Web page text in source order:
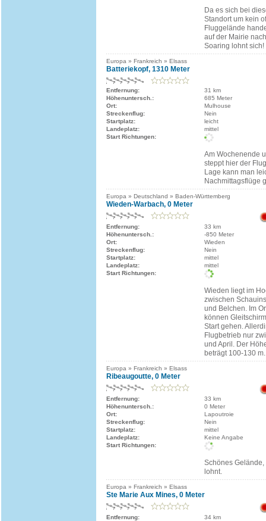
Da es sich bei
Standort um kein
Fluggelände
auf der Mairie
Soaring lohnt sich!
Europa » Frankreich » Elsass
Batteriekopf, 1310 Meter
Entfernung:
31 km
Höhenuntersch.:
685 Meter
Ort:
Mulhouse
Streckenflug:
Nein
Startplatz:
leicht
Landeplatz:
mittel
Start Richtungen:
Am Wochenende
steppt hier der
Lage kann man
Nachmittagsflüge
Europa » Deutschland » Baden-Württemberg
Wieden-Warbach, 0 Meter
Entfernung:
33 km
Höhenuntersch.:
-850 Meter
Ort:
Wieden
Streckenflug:
Nein
Startplatz:
mittel
Landeplatz:
mittel
Start Richtungen:
Wieden liegt im
zwischen
und Belchen. Im
können
Start gehen.
Flugbetrieb nur
und April. Der
beträgt 100-130 m.
Europa » Frankreich » Elsass
Ribeaugoutte, 0 Meter
Entfernung:
33 km
Höhenuntersch.:
0 Meter
Ort:
Lapoutroie
Streckenflug:
Nein
Startplatz:
mittel
Landeplatz:
Keine Angabe
Start Richtungen:
Schönes
lohnt.
Europa » Frankreich » Elsass
Ste Marie Aux Mines, 0 Meter
Entfernung:
34 km